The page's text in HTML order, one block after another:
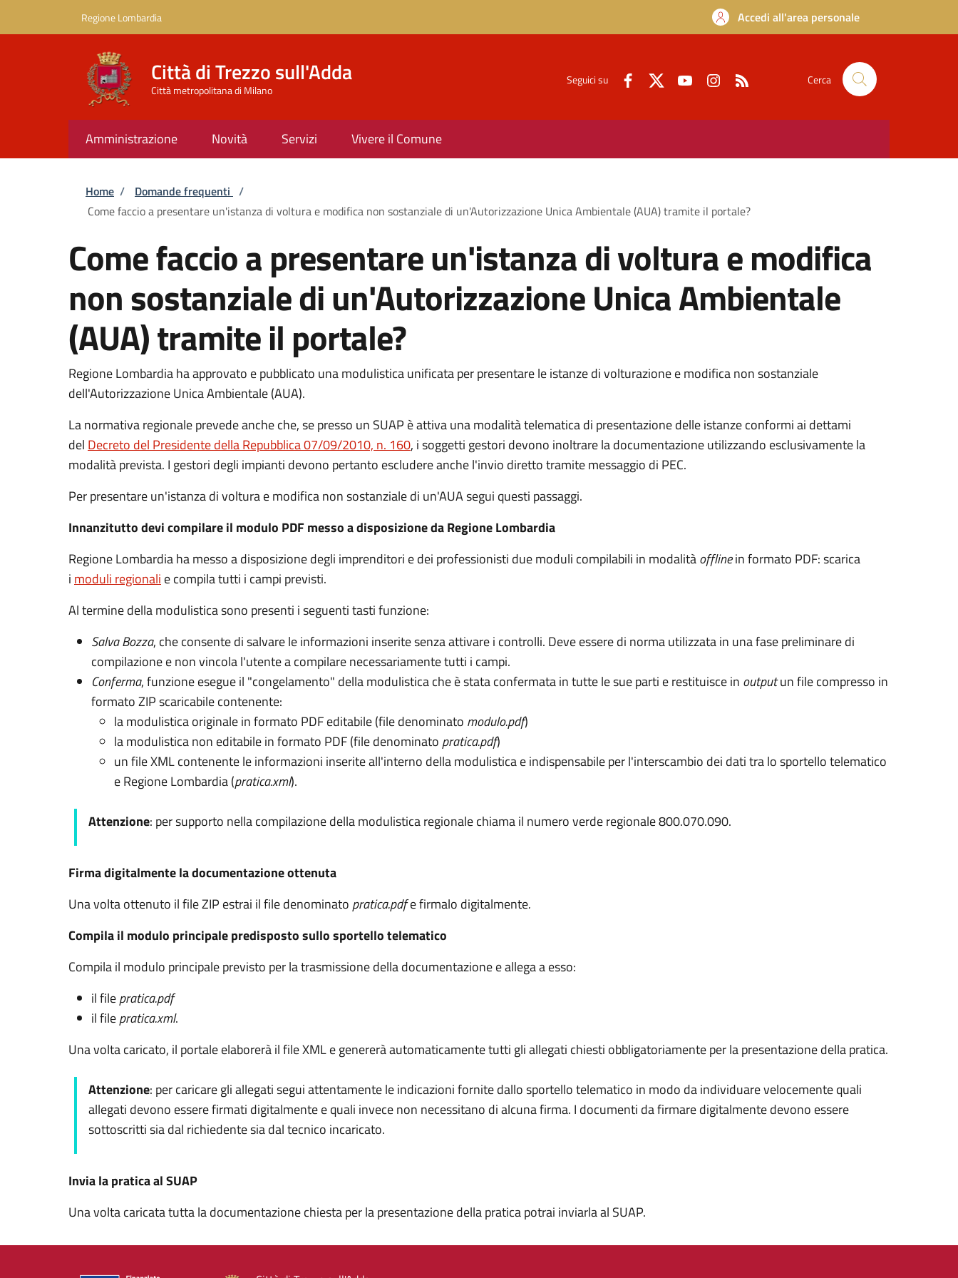
Regione Lombardia Accedi all'area personale
Città di Trezzo sull'Adda
Città metropolitana di Milano
Seguici su Cerca
Amministrazione Novità Servizi Vivere il Comune
Briciole di pane
Home / Domande frequenti /
Come faccio a presentare un'istanza di voltura e modifica non sostanziale di un'Autorizzazione Unica Ambientale (AUA) tramite il portale?
Come faccio a presentare un'istanza di voltura e modifica
non sostanziale di un'Autorizzazione Unica Ambientale
(AUA) tramite il portale?
Regione Lombardia ha approvato e pubblicato una modulistica unificata per presentare le istanze di volturazione e modifica non sostanziale
dell'Autorizzazione Unica Ambientale (AUA).
La normativa regionale prevede anche che, se presso un SUAP è attiva una modalità telematica di presentazione delle istanze conformi ai dettami
del Decreto del Presidente della Repubblica 07/09/2010, n. 160, i soggetti gestori devono inoltrare la documentazione utilizzando esclusivamente la
modalità prevista. I gestori degli impianti devono pertanto escludere anche l'invio diretto tramite messaggio di PEC.
Per presentare un'istanza di voltura e modifica non sostanziale di un'AUA segui questi passaggi.
Innanzitutto devi compilare il modulo PDF messo a disposizione da Regione Lombardia
Regione Lombardia ha messo a disposizione degli imprenditori e dei professionisti due moduli compilabili in modalitàofflinein formato PDF: scarica
i moduli regionali e compila tutti i campi previsti.
Al termine della modulistica sono presenti i seguenti tasti funzione:
Salva Bozza, che consente di salvare le informazioni inserite senza attivare i controlli. Deve essere di norma utilizzata in una fase preliminare di
compilazione e non vincola l'utente a compilare necessariamente tutti i campi.
Conferma, funzione esegue il "congelamento" della modulistica che è stata confermata in tutte le sue parti e restituisce in outputun file compresso in
formato ZIP scaricabile contenente:
la modulistica originale in formato PDF editabile (file denominato modulo.pdf)
la modulistica non editabile in formato PDF (file denominato pratica.pdf)
un file XML contenente le informazioni inserite all'interno della modulistica e indispensabile per l'interscambio dei dati tra lo sportello telematico
e Regione Lombardia (pratica.xml).
Attenzione: per supporto nella compilazione della modulistica regionale chiama il numero verde regionale 800.070.090.
Firma digitalmente la documentazione ottenuta
Una volta ottenuto il file ZIP estrai il file denominato pratica.pdfe firmalo digitalmente.
Compila il modulo principale predisposto sullo sportello telematico
Compila il modulo principale previsto per la trasmissione della documentazione e allega a esso:
il filepratica.pdf
il filepratica.xml.
Una volta caricato, il portale elaborerà il file XML e genererà automaticamente tutti gli allegati chiesti obbligatoriamente per la presentazione della pratica.
Attenzione: per caricare gli allegati segui attentamente le indicazioni fornite dallo sportello telematico in modo da individuare velocemente quali
allegati devono essere firmati digitalmente e quali invece non necessitano di alcuna firma. I documenti da firmare digitalmente devono essere
sottoscritti sia dal richiedente sia dal tecnico incaricato.
Invia la pratica al SUAP
Una volta caricata tutta la documentazione chiesta per la presentazione della pratica potrai inviarla al SUAP.